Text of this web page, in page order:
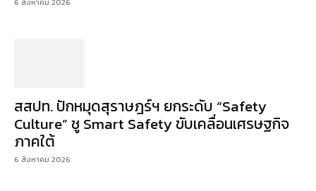
สสปท. ปักหมุดสุราษฎร์ฯ ยกระดับ “Safety
Culture” ชู Smart Safety ขับเคลื่อนเศรษฐกิจ
ภาคใต้
6 สิงหาคม 2026